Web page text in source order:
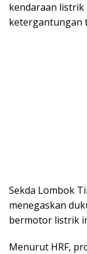
kendaraan listrik
ketergantungan
Sekda Lombok
menegaskan
bermotor listrik
Menurut HRF,